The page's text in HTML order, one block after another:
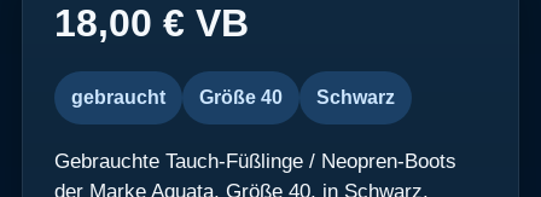
18,00 € VB
gebraucht Größe 40 Schwarz
Gebrauchte Tauch-Füßlinge / Neopren-Boots
der Marke Aquata, Größe 40, in Schwarz.